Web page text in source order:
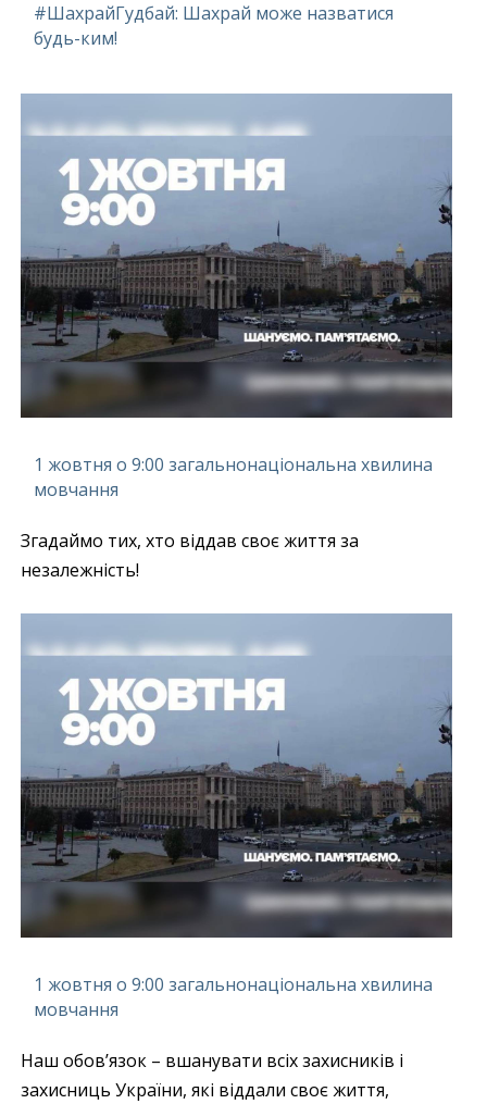
#ШахрайГудбай: Шахрай може назватися
будь-ким!
1 жовтня о 9:00 загальнонаціональна хвилина
мовчання
Згадаймо тих, хто віддав своє життя за
незалежність!
1 жовтня о 9:00 загальнонаціональна хвилина
мовчання
Наш обов’язок – вшанувати всіх захисників і
захисниць України, які віддали своє життя,